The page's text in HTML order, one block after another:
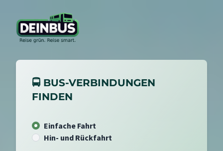
🚍 BUS-VERBINDUNGEN
FINDEN
Einfache Fahrt
Hin- und Rückfahrt